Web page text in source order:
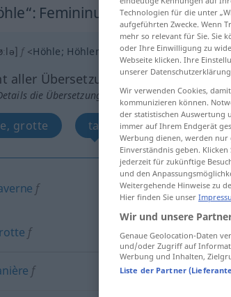
: Femininum
f <Höhle; Höhlen
aller Übersetzungen
die Übersetzung anklicken/antippen)
grotte tanière bouge,
f
f
f
Technologien für die unter
aufgeführten Zwecke. Wenn
mehr so relevant für Sie. Sie
oder Ihre Einwilligung zu
Webseite klicken. Ihre
unserer
Wir verwenden Cookies,
kommunizieren können.
der statistischen Auswertung
immer auf Ihrem Endgerät
Werbung dienen, werden nur
Einverständnis geben.
jederzeit für zukünftige
und den
Weitergehende Hinweise zu
Hier finden Sie unser
Wir und unsere
Genaue Geolocation-Daten
und/oder Zugriff auf
Werbung und Inhalten,
Liste der Partner